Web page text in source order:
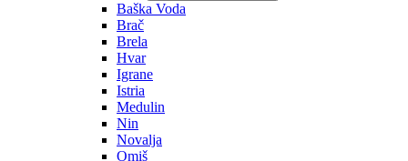
Baška Voda
Brač
Brela
Hvar
Igrane
Istria
Medulin
Nin
Novalja
Omiš